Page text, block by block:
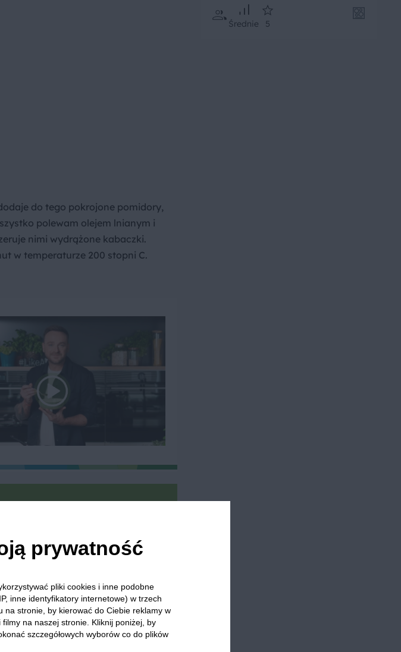
do tego pokrojone pomidory,
polewam olejem lnianym i
nimi wydrążone kabaczki.
w temperaturze 200 stopni C.
Obiad z mięsem Pomidor
Średnie 5
prywatność
pliki cookies i inne podobne
inne identyfikatory internetowe) w trzech
na stronie, by kierować do Ciebie reklamy w
na naszej stronie. Kliknij poniżej, by
szczegółowych wyborów co do plików